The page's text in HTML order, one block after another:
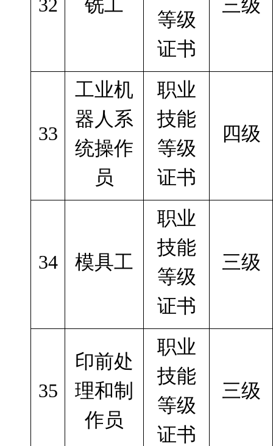
32 铣工
等级
证书
三级
33
工业机
器人系
统操作
员
职业
技能
等级
证书
四级
34 模具工
职业
技能
等级
证书
三级
35
印前处
理和制
作员
职业
技能
等级
证书
三级